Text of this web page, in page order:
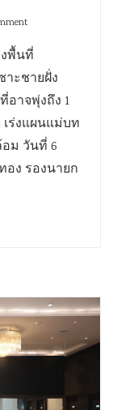
งพื้นที่
าะชายฝั่ง
อาจพุ่งถึง 1
เร่งแผนแม่บท
ม วันที่ 6
อง รองนายก